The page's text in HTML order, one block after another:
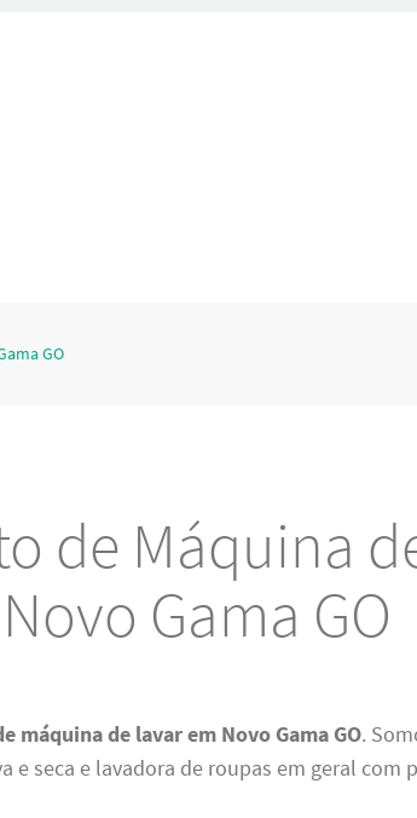
GO
de Máquina
Novo Gama GO
máquina de lavar em Novo Gama GO.
e seca e lavadora de roupas em geral com